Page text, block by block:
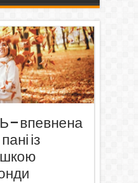
– впевнена
із